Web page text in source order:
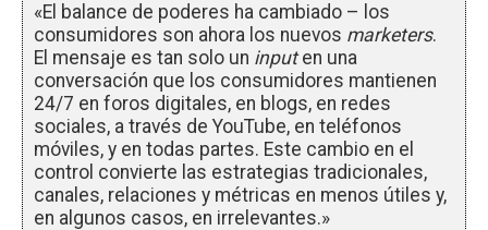
«El balance de poderes ha cambiado – los
consumidores son ahora los nuevos marketers.
El mensaje es tan solo un inputen una
conversación que los consumidores mantienen
24/7 en foros digitales, en blogs, en redes
sociales, a través de YouTube, en teléfonos
móviles, y en todas partes. Este cambio en el
control convierte las estrategias tradicionales,
canales, relaciones y métricas en menos útiles y,
en algunos casos, en irrelevantes.»